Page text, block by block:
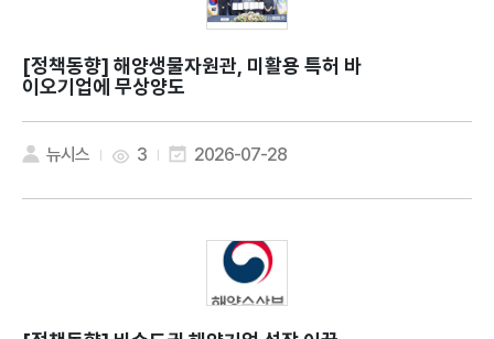
[정책동향]
이오기업에 무상양도
뉴시스 3 2026-07-28